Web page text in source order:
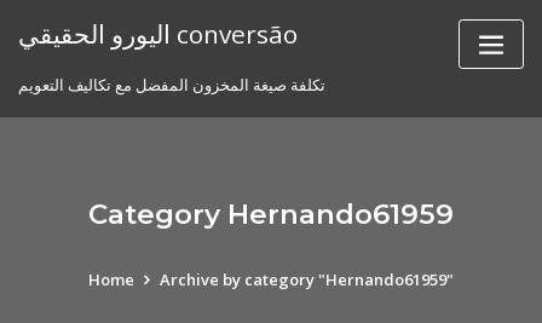
اليورو الحقيقي conversão
تكلفة صيغة المخزون المفضل مع تكاليف التعويم
Category Hernando61959
Home Archive by category "Hernando61959"